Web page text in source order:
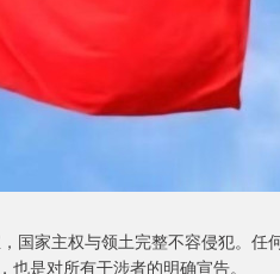
国家主权与领土完整不容侵犯。任
是对所有干涉者的明确宣告。